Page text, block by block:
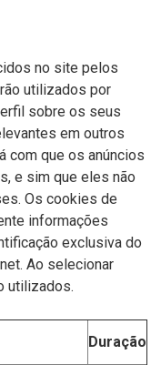
no site pelos
utilizados por
sobre os seus
em outros
com que os anúncios
e sim que eles não
Os cookies de
informações
exclusiva do
Ao selecionar
utilizados.
Duração